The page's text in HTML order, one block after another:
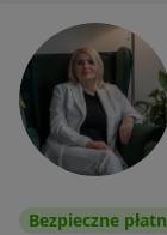
Bezpieczne